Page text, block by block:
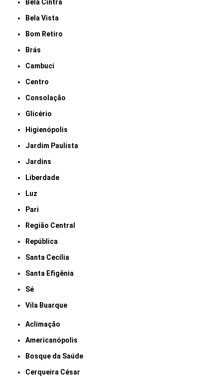
Bela Cintra
Bela Vista
Bom Retiro
Brás
Cambuci
Centro
Consolação
Glicério
Higienópolis
Jardim Paulista
Jardins
Liberdade
Luz
Pari
Região Central
República
Santa Cecília
Santa Efigênia
Sé
Vila Buarque
Aclimação
Americanópolis
Bosque da Saúde
Cerqueira César